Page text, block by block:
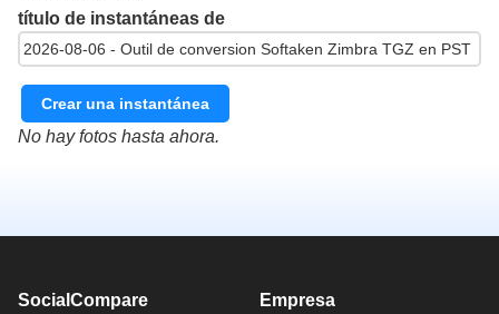
título de instantáneas de
Crear una instantánea
No hay fotos hasta ahora.
SocialCompare Empresa